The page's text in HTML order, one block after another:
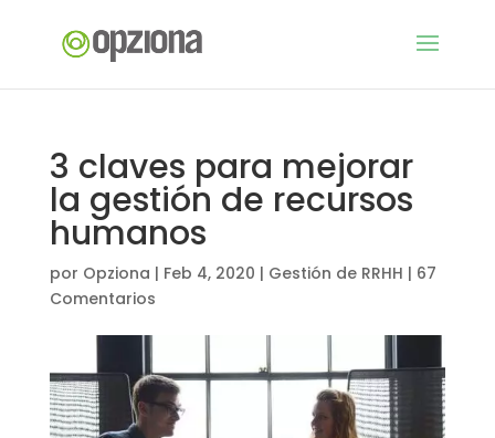
3 claves para mejorar
la gestión de recursos
humanos
por Opziona | Feb 4, 2020 | Gestión de RRHH | 67
Comentarios